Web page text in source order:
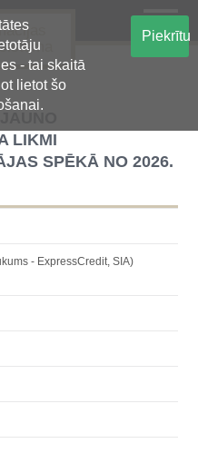
- tai skaitā
lietot šo
Piekrītu
LIKMI
SPĒKĀ NO 2026.
- ExpressCredit, SIA)